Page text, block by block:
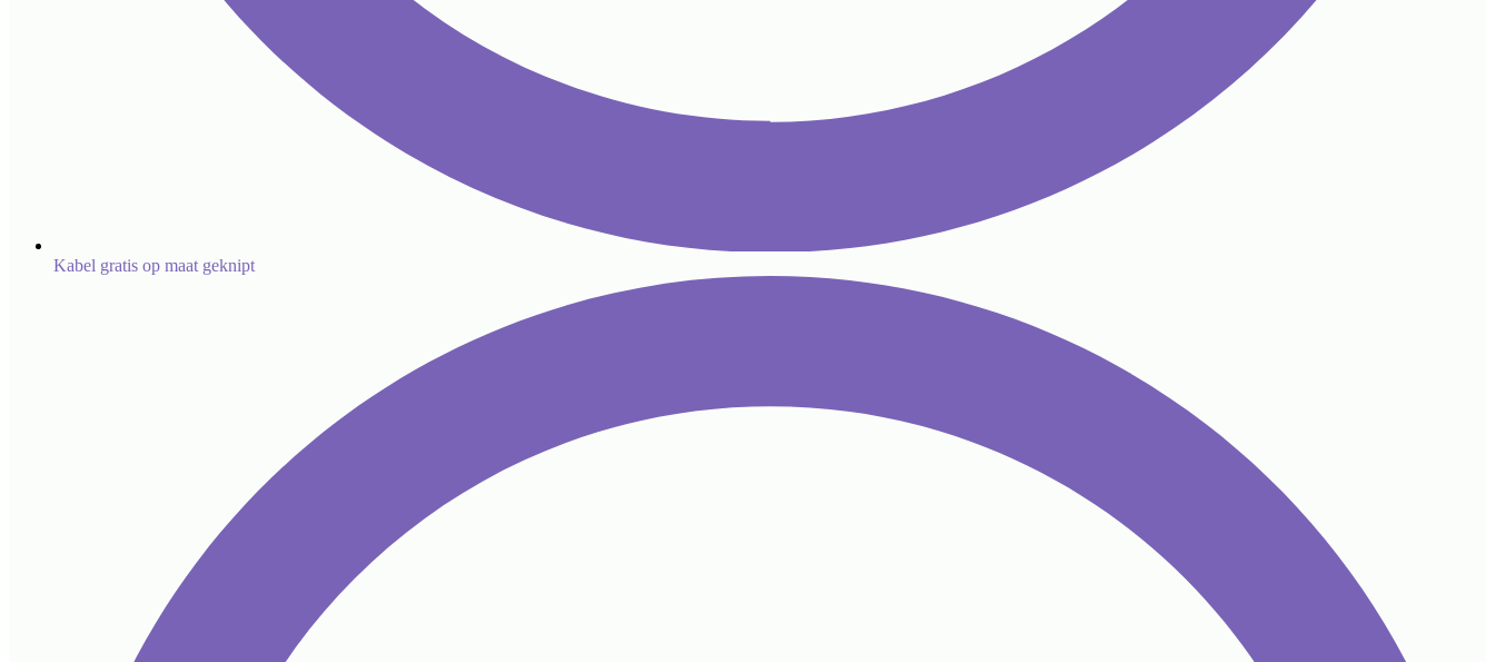
Kabel gratis op maat geknipt